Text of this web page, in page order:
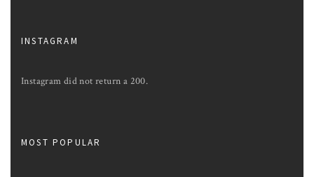
INSTAGRAM
Instagram did not return a 200.
MOST POPULAR